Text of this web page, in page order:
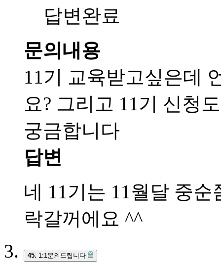
답변완료
문의내용
11기 교육받고싶은데
요? 그리고 11기 신청
궁금합니다
답변
네 11기는 11월달 중
락갈꺼에요 ^^
45. 1:1문의드립니다